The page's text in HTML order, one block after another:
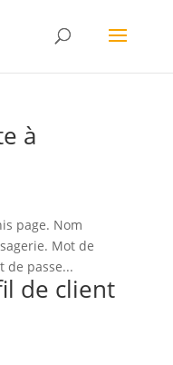
à
page. Nom
Mot de
passe...
de client